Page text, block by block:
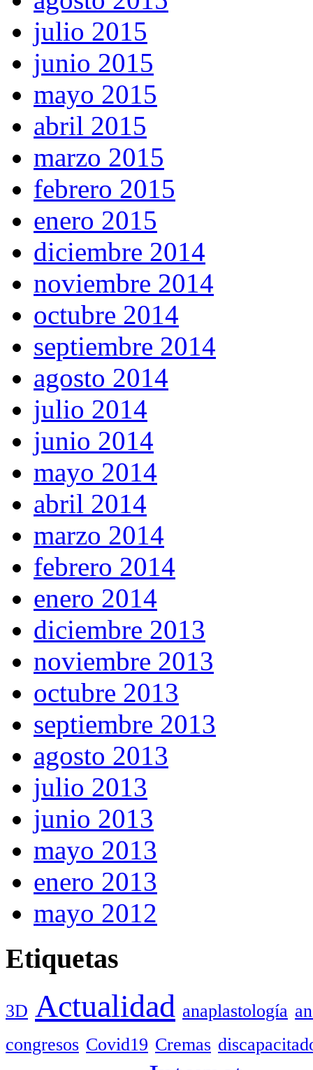
julio 2015
junio 2015
mayo 2015
abril 2015
marzo 2015
febrero 2015
enero 2015
diciembre 2014
noviembre 2014
octubre 2014
septiembre 2014
agosto 2014
julio 2014
junio 2014
mayo 2014
abril 2014
marzo 2014
febrero 2014
enero 2014
diciembre 2013
noviembre 2013
octubre 2013
septiembre 2013
agosto 2013
julio 2013
junio 2013
mayo 2013
enero 2013
mayo 2012
Etiquetas
3D Actualidad anaplastología
congresos Covid19 Cremas